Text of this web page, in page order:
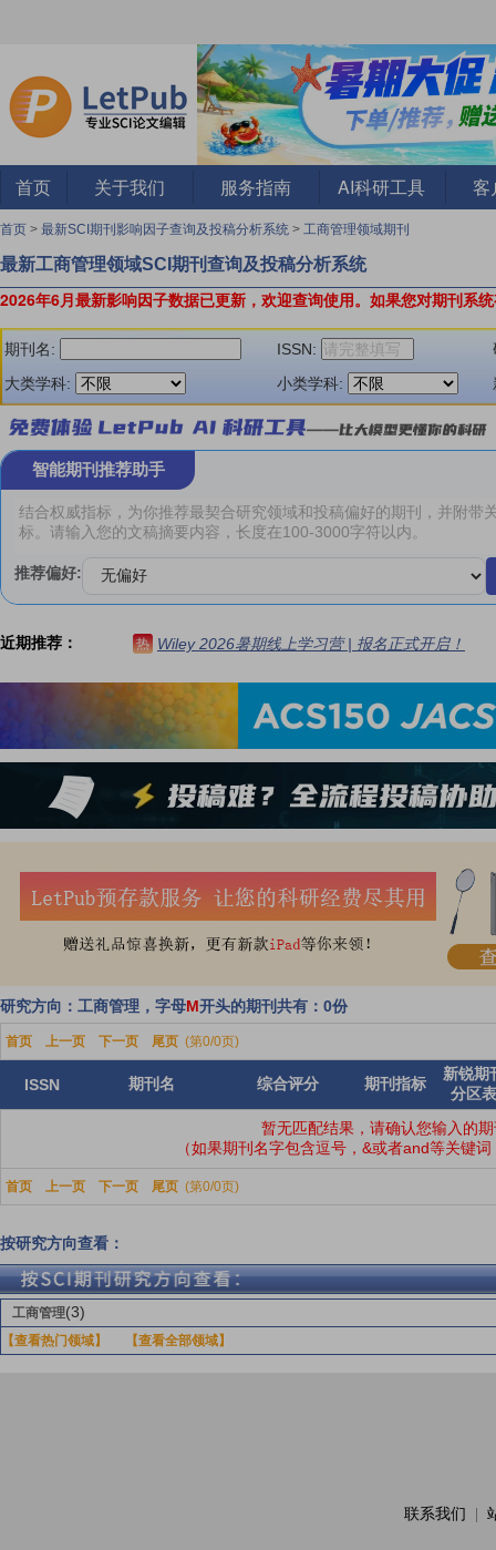
首页 关于我们 服务指南 AI科研工具 客
首页 > 最新SCI期刊影响因子查询及投稿分析系统 > 工商管理领域期刊
最新工商管理领域SCI期刊查询及投稿分析系统
2026年6月最新影响因子数据已更新，欢迎查询使用。 如果您对期刊系
期刊名: ISSN:
大类学科:
小类学科:
智能期刊推荐助手
推荐偏好:
近期推荐： 热 Wiley 2026暑期线上学习营 | 报名正式开启！
研究方向：工商管理，字母M开头的期刊共有：0份
首页 上一页 下一页 尾页 (第0/0页)
ISSN 期刊名 综合评分 期刊指标
新锐期
分区
暂无匹配结果，请确认您输入的
（如果期刊名字包含逗号，&或者and等关键
首页 上一页 下一页 尾页 (第0/0页)
按研究方向查看：
工商管理(3)
【查看热门领域】 【查看全部领域】
联系我们